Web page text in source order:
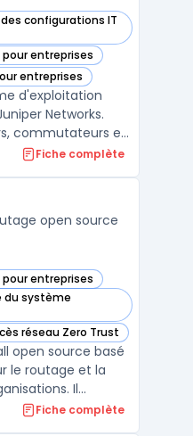
configurations IT
catégorie
entreprises
catégorie
entreprises
catégorie
d'exploitation
Networks.
commutateurs et
repose sur une
robuste
Fiche complète
open source
entreprises
catégorie
du système
catégorie
réseau Zero Trust
catégorie
open source basé
le routage et la
Il
la gestion des
Fiche complète